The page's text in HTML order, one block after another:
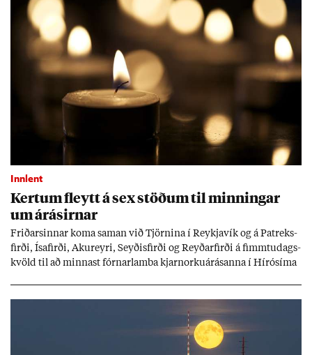
Innlent
Kert­um fleytt á sex stöð­um til minn­ing­ar
um árás­irn­ar
Frið­arsinn­ar koma sam­an við Tjörn­ina í Reykja­vík og á Pat­reks­
firði, Ísa­firði, Ak­ur­eyri, Seyð­is­firði og Reyð­ar­firði á fimmtu­dags­
kvöld til að minn­ast fórn­ar­lamba kjarn­orku­árás­anna í Hírósíma